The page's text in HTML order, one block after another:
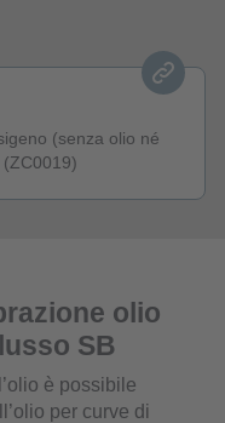
(senza olio né
olio
SB
è possibile
per curve di